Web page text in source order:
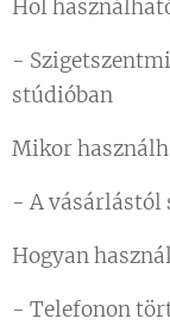
Hol
-
stúdióban
Mikor
- A vásárlástól
Hogyan
- Telefonon